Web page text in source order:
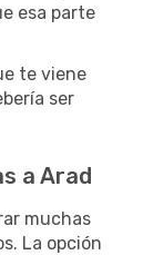
esa parte
te viene
ser
a Arad
muchas
La opción